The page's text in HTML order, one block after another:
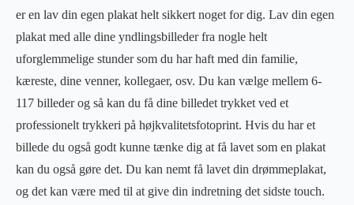
er en lav din egen plakat helt sikkert noget for dig. Lav din egen
plakat med alle dine yndlingsbilleder fra nogle helt
uforglemmelige stunder som du har haft med din familie,
kæreste, dine venner, kollegaer, osv. Du kan vælge mellem 6-
117 billeder og så kan du få dine billedet trykket ved et
professionelt trykkeri på højkvalitetsfotoprint. Hvis du har et
billede du også godt kunne tænke dig at få lavet som en plakat
kan du også gøre det. Du kan nemt få lavet din drømmeplakat,
og det kan være med til at give din indretning det sidste touch.